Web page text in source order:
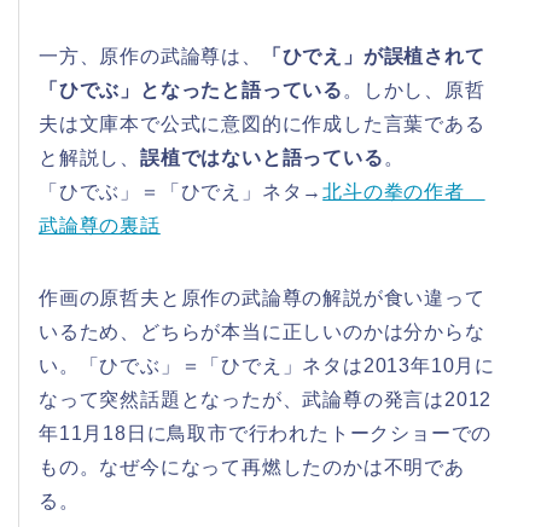
一方、原作の武論尊は、
「ひでえ」が誤植されて
「ひでぶ」となったと語っている 。しかし、原哲
夫は文庫本で公式に意図的に作成した言葉である
と解説し、 誤植ではないと語っている 。
「ひでぶ」＝「ひでえ」ネタ→北斗の拳の作者
武論尊の裏話
作画の原哲夫と原作の武論尊の解説が食い違って
いるため、どちらが本当に正しいのかは分からな
い。「ひでぶ」＝「ひでえ」ネタは2013年10月に
なって突然話題となったが、武論尊の発言は2012
年11月18日に鳥取市で行われたトークショーでの
もの。なぜ今になって再燃したのかは不明であ
る。